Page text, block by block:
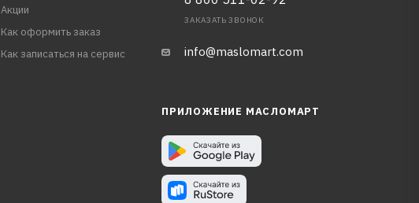
Акции
Как оформить заказ
Как записаться на сервис
ЗАКАЗАТЬ ЗВОНОК
info@maslomart.com
ПРИЛОЖЕНИЕ МАСЛОМАРТ